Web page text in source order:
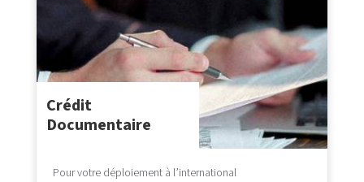
Crédit
Documentaire
Pour votre déploiement à l’international